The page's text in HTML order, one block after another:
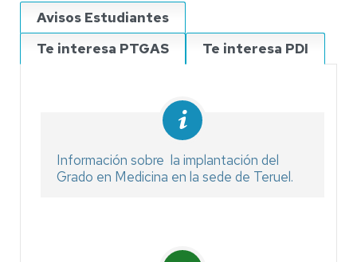
Avisos Estudiantes
Te interesa PTGAS
Te interesa PDI
Información sobre la implantación del
Grado en Medicina en la sede de Teruel.